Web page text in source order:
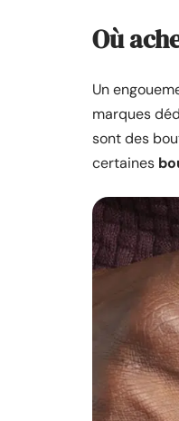
Où
Un
marques
sont des
certaines